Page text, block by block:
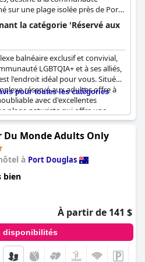
sur une plage isolée près de Port
une atmosphère accueillante et
confortables, un restaurant et un
d'événements.
la catégorie 'Réservé aux
balnéaire exclusif et convivial,
LGBTQIA+ et à ses alliés,
l'endroit idéal pour vous. Situé
réservé aux adultes offre à
avec d'excellentes
plage naturiste qui offre une
Bien que le complexe puisse être
pour le privilège de séjourner
sentez à l'aise d'être vous-même.
le complexe ne manque
les faisant se sentir détendus et
régulier ou que ce soit
LGBTI, le Turtle Cove
qui ne manquera pas de
pour toutes les catégories
Du Monde Adults Only
à Port Douglas
bien
À partir de 141 $
disponibilités